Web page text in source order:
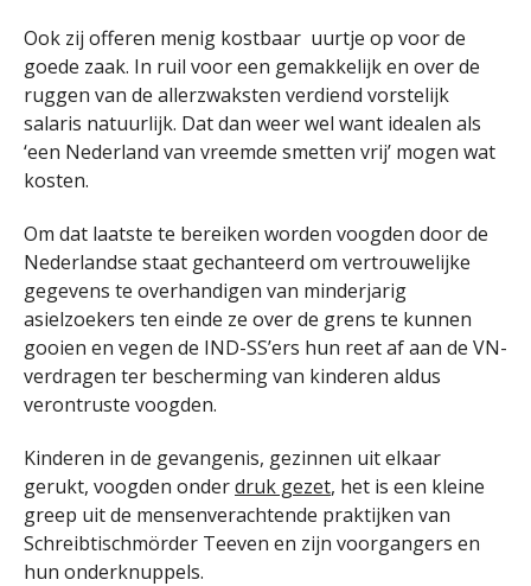
Ook zij offeren menig kostbaar uurtje op voor de
goede zaak. In ruil voor een gemakkelijk en over de
ruggen van de allerzwaksten verdiend vorstelijk
salaris natuurlijk. Dat dan weer wel want idealen als
‘een Nederland van vreemde smetten vrij’ mogen wat
kosten.
Om dat laatste te bereiken worden voogden door de
Nederlandse staat gechanteerd om vertrouwelijke
gegevens te overhandigen van minderjarig
asielzoekers ten einde ze over de grens te kunnen
gooien en vegen de IND-SS’ers hun reet af aan de VN-
verdragen ter bescherming van kinderen aldus
verontruste voogden.
Kinderen in de gevangenis, gezinnen uit elkaar
gerukt, voogden onderdruk gezet, het is een kleine
greep uit de mensenverachtende praktijken van
Schreibtischmörder Teeven en zijn voorgangers en
hun onderknuppels.